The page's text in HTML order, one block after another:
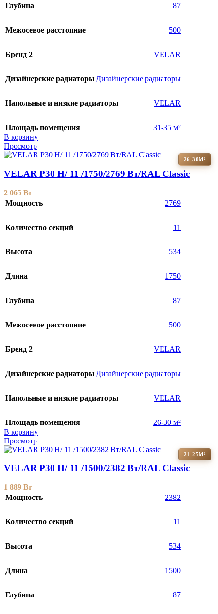
Глубина 87
Межосевое расстояние 500
Бренд 2 VELAR
Дизайнерские радиаторы Дизайнерские радиаторы
Напольные и низкие радиаторы VELAR
Площадь помещения
31-35 м²
В корзину
Просмотр
26-30М²
VELAR P30 H/ 11 /1750/2769 Вт/RAL Classic
2 065 Br
Мощность
2769
Количество секций 11
Высота 534
Длина 1750
Глубина 87
Межосевое расстояние 500
Бренд 2 VELAR
Дизайнерские радиаторы Дизайнерские радиаторы
Напольные и низкие радиаторы VELAR
Площадь помещения
26-30 м²
В корзину
Просмотр
21-25М²
VELAR P30 H/ 11 /1500/2382 Вт/RAL Classic
1 889 Br
Мощность
2382
Количество секций 11
Высота 534
Длина 1500
Глубина 87